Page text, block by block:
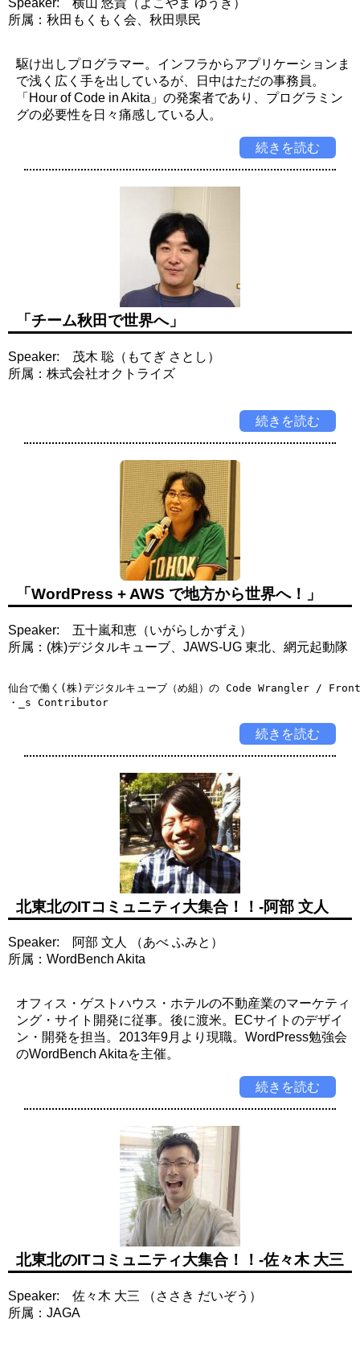
Speaker: 横山 悠貴（よこやま ゆうき）
所属：秋田もくもく会、秋田県民
駆け出しプログラマー。インフラからアプリケーションま
で浅く広く手を出しているが、日中はただの事務員。
「Hour of Code in Akita」の発案者であり、プログラミン
グの必要性を日々痛感している人。
続きを読む
「チーム秋田で世界へ」
Speaker: 茂木 聡（もてぎ さとし）
所属：株式会社オクトライズ
続きを読む
「WordPress + AWS で地方から世界へ！」
Speaker: 五十嵐和恵（いがらしかずえ）
所属：(株)デジタルキューブ、JAWS-UG 東北、網元起動隊
仙台で働く(株)デジタルキューブ（め組）の Code Wrangler /
続きを読む
北東北のITコミュニティ大集合！！-阿部 文人
Speaker: 阿部 文人 （あべ ふみと）
所属：WordBench Akita
オフィス・ゲストハウス・ホテルの不動産業のマーケティ
ング・サイト開発に従事。後に渡米。ECサイトのデザイ
ン・開発を担当。2013年9月より現職。WordPress勉強会
のWordBench Akitaを主催。
続きを読む
北東北のITコミュニティ大集合！！-佐々木 大三
Speaker: 佐々木 大三 （ささき だいぞう）
所属：JAGA